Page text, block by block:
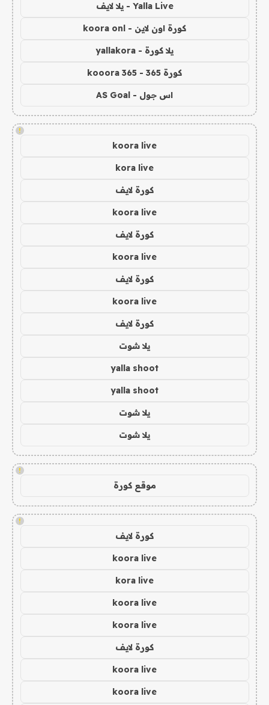
Yalla Live - يلا لايف
كورة اون لاين - koora onl
يلا كورة - yallakora
كورة 365 - kooora 365
اس جول - AS Goal
!
koora live
kora live
كورة لايف
koora live
كورة لايف
koora live
كورة لايف
koora live
كورة لايف
يلا شوت
yalla shoot
yalla shoot
يلا شوت
يلا شوت
!
موقع كورة
!
كورة لايف
koora live
kora live
koora live
koora live
كورة لايف
koora live
koora live